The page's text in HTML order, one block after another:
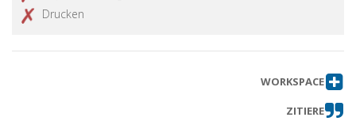
Drucken
WORKSPACE
ZITIERE